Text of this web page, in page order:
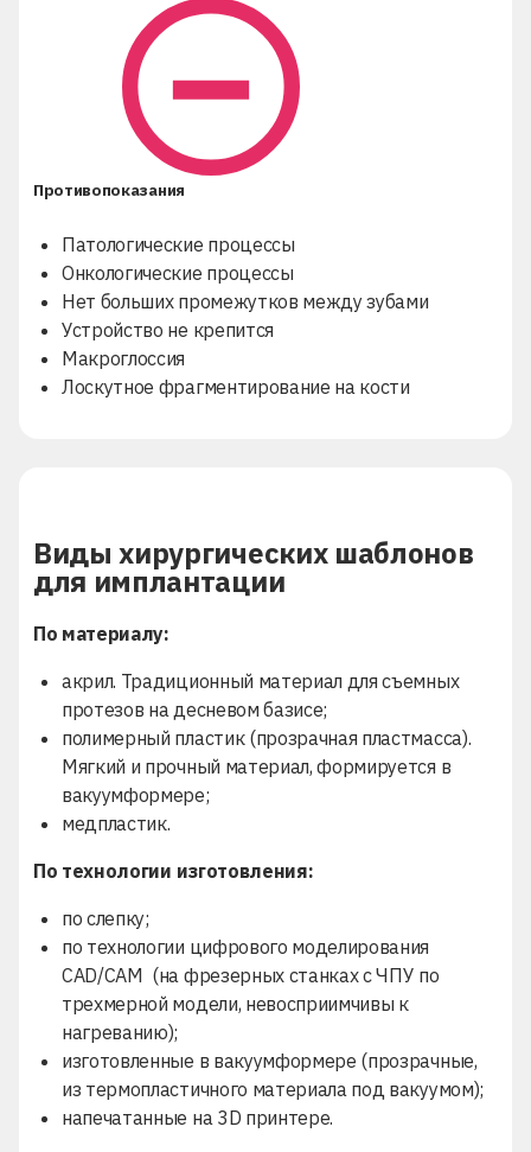
Противопоказания
Патологические процессы
Онкологические процессы
Нет больших промежутков между зубами
Устройство не крепится
Макроглоссия
Лоскутное фрагментирование на кости
Виды хирургических шаблонов
для имплантации
По материалу:
акрил. Традиционный материал для съемных
протезов на десневом базисе;
полимерный пластик (прозрачная пластмасса).
Мягкий и прочный материал, формируется в
вакуумформере;
медпластик.
По технологии изготовления:
по слепку;
по технологии цифрового моделирования
CAD/CAM (на фрезерных станках с ЧПУ по
трехмерной модели, невосприимчивы к
нагреванию);
изготовленные в вакуумформере (прозрачные,
из термопластичного материала под вакуумом);
напечатанные на 3D принтере.